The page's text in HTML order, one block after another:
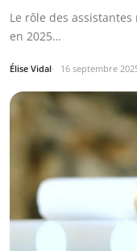
Le rôle des
en 2025…
Élise Vidal 16 septembre